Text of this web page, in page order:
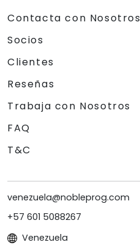
Contacta con Nosotros
Socios
Clientes
Reseñas
Trabaja con Nosotros
FAQ
T&C
venezuela@nobleprog.com
+57 601 5088267
Venezuela